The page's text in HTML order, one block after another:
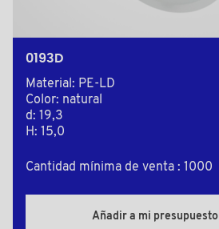
0193D
Material: PE-LD
Color: natural
d: 19,3
H: 15,0
Cantidad mínima de venta : 1000
Añadir a mi presupuesto